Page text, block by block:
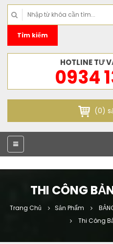
Tìm kiếm
HOTLINE TƯ
0934
(0)
THI CÔNG
Trang Chủ Sản Phẩm
Thi Công